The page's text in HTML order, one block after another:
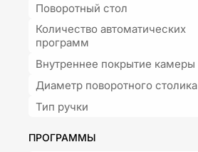
Поворотный стол
Количество автоматических
программ
Внутреннее покрытие камеры
Диаметр поворотного столика
Тип ручки
ПРОГРАММЫ